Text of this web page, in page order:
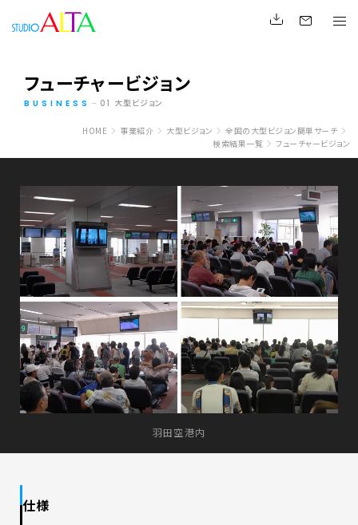
フューチャービジョン
BUSINESS 01 大型ビジョン
HOME 事業紹介 大型ビジョン
全国の大型ビジョン簡単サーチ
検索結果一覧
フューチャービジョン
羽田空港内
仕様